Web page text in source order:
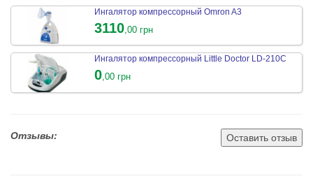
Ингалятор компрессорный Omron A3
3110 ,00 грн
Ингалятор компрессорный Little Doctor LD-210C
0,00 грн
Отзывы: Оставить отзыв